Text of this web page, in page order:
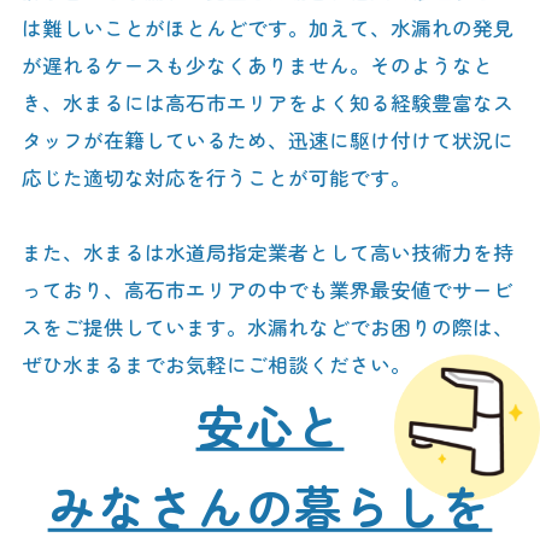
は難しいことがほとんどです。加えて、水漏れの発見
が遅れるケースも少なくありません。そのようなと
き、水まるには高石市エリアをよく知る経験豊富なス
タッフが在籍しているため、迅速に駆け付けて状況に
応じた適切な対応を行うことが可能です。
また、水まるは水道局指定業者として高い技術力を持
っており、高石市エリアの中でも業界最安値でサービ
スをご提供しています。水漏れなどでお困りの際は、
ぜひ水まるまでお気軽にご相談ください。
安心と
みなさんの暮らしを